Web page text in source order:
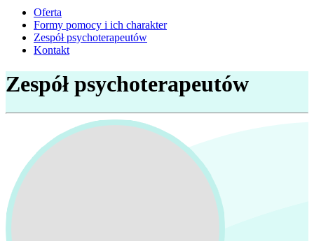
Oferta
Formy pomocy i ich charakter
Zespół psychoterapeutów
Kontakt
Zespół psychoterapeutów